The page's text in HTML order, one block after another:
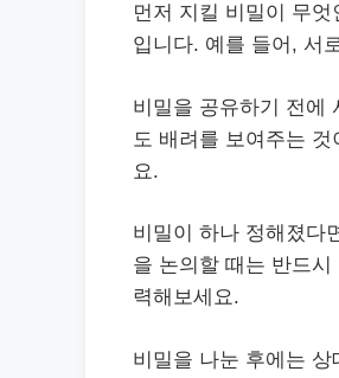
먼저 지킬 비밀이 무
입니다. 예를 들어, 서
비밀을 공유하기 전에
도 배려를 보여주는
요.
비밀이 하나 정해졌다
을 논의할 때는 반드
력해보세요.
비밀을 나눈 후에는